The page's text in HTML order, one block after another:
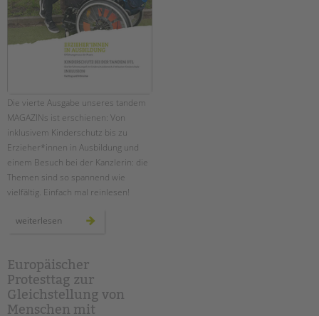
Die vierte Ausgabe unseres tandem
MAGAZINs ist erschienen: Von
inklusivem Kinderschutz bis zu
Erzieher*innen in Ausbildung und
einem Besuch bei der Kanzlerin: die
Themen sind so spannend wie
vielfältig. Einfach mal reinlesen!
weiterlesen
da!
Europäischer
Protesttag zur
Gleichstellung von
Menschen mit